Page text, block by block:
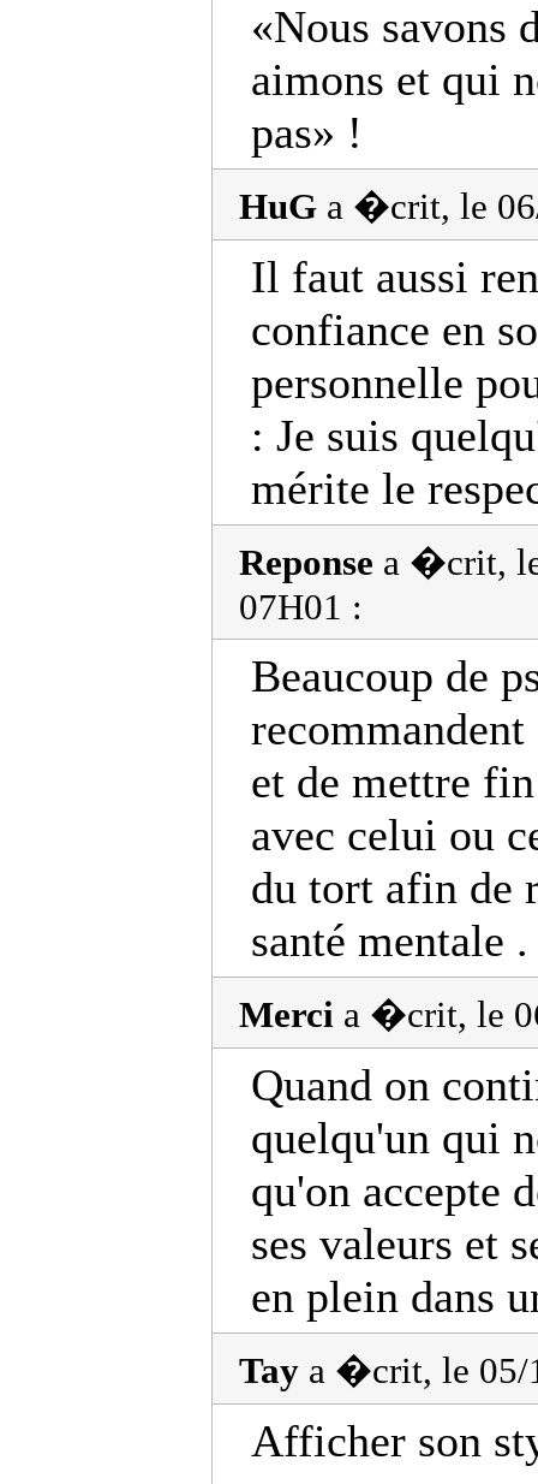
«Nous savons
aimons et qui
pas» !
HuG a �crit, le
Il faut aussi
confiance en
personnelle
: Je suis
mérite le
Reponse a �crit,
07H01 :
Beaucoup de
et de mettre
avec celui ou
du tort afin de
santé mentale .
Merci a �crit, le
Quand on
quelqu'un qui
qu'on accepte
ses valeurs et
en plein dans
Tay a �crit, le 05/
Afficher son